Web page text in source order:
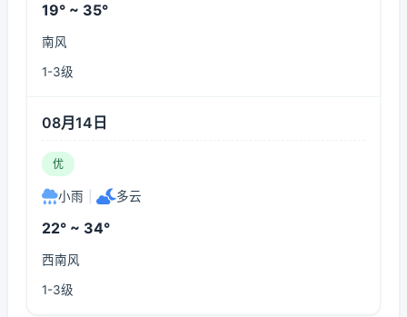
19° ~ 35°
南风
1-3级
08月14日
优
小雨 多云
22° ~ 34°
西南风
1-3级